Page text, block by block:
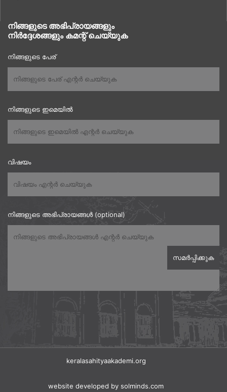
നിങ്ങളുടെ അഭിപ്രായങ്ങളും
നിർദ്ദേശങ്ങളും കമന്റ് ചെയ്യുക
നിങ്ങളുടെ പേര്
നിങ്ങളുടെ ഇമെയിൽ
വിഷയം
നിങ്ങളുടെ അഭിപ്രായങ്ങൾ (optional)
keralasahityaakademi.org
website developed by solminds.com